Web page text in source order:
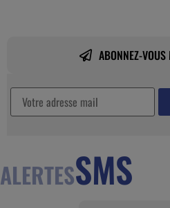
ABONNEZ-
ALERTESSMS